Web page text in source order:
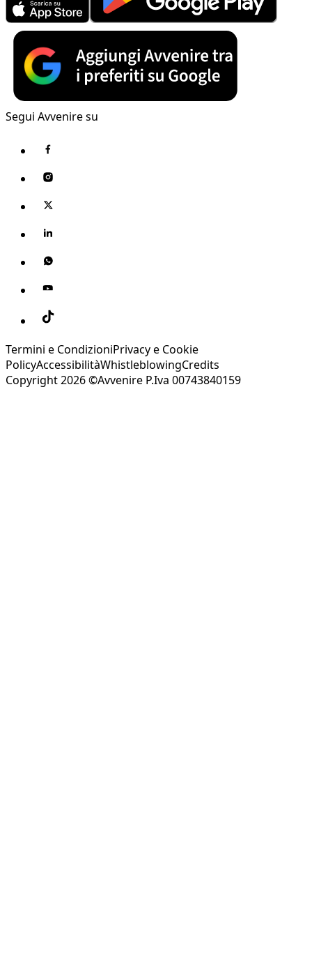
Segui Avvenire su
Termini e CondizioniPrivacy e Cookie
PolicyAccessibilitàWhistleblowingCredits
Copyright 2026 ©Avvenire P.Iva 00743840159